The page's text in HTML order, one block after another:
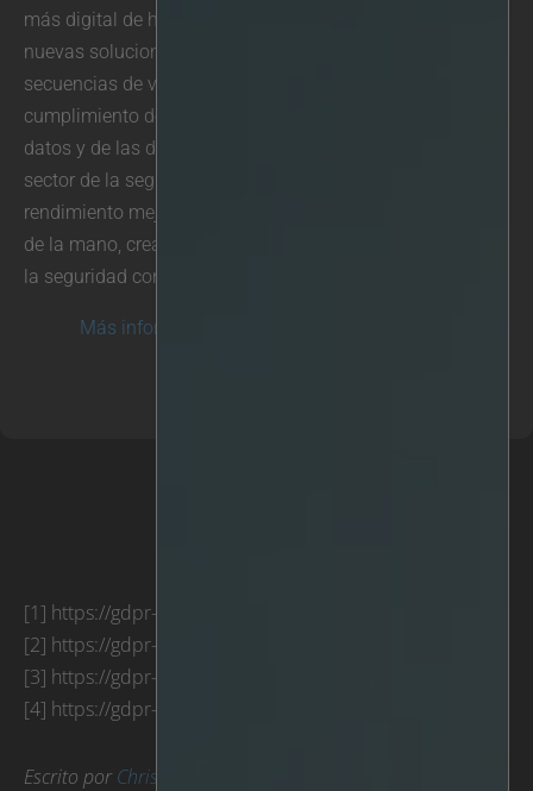
más digital de hoy en día, está claro que se necesitan
nuevas soluciones como la anonimización de las
secuencias de vídeo de CCTV para facilitar el
cumplimiento de las prácticas éticas de tratamiento de
datos y de las directrices legales actuales y futuras en el
sector de la seguridad. En Irisity, creemos que el
rendimiento mejorado de la IA, la ética y la privacidad van
de la mano, creando una marca positiva en la industria de
la seguridad con cámaras.
Más información sobre la anonimización de IRIS >>
[1] https://gdpr-info.eu/
[2] https://gdpr-info.eu/recitals/no-26/
[3] https://gdpr-info.eu/art-25-gdpr/
[4] https://gdpr-info.eu/art-83-gdpr/
Escrito porChristopher Jacklin